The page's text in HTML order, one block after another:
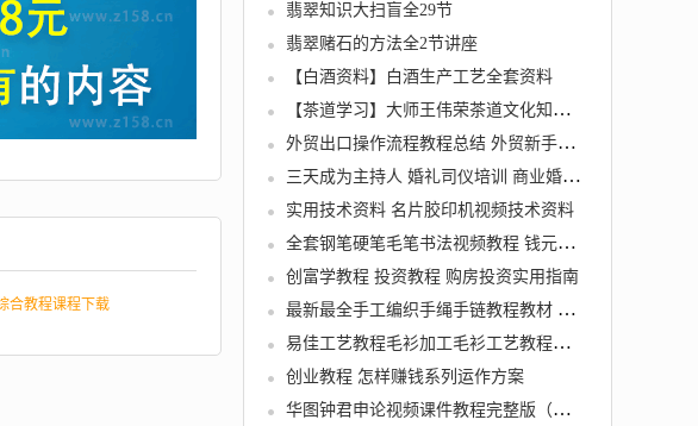
合教程课程下载
翡翠知识大扫盲全29节
翡翠赌石的方法全2节讲座
【白酒资料】白酒生产工艺全套资料
【茶道学习】大师王伟荣茶道文化知识讲座教程视频
外贸出口操作流程教程总结 外贸新手学习外贸流程
三天成为主持人 婚礼司仪培训 商业婚庆礼音乐台词视频教程资料
实用技术资料 名片胶印机视频技术资料
全套钢笔硬笔毛笔书法视频教程 钱元培庞中华行书隶书教学大全
创富学教程 投资教程 购房投资实用指南
最新最全手工编织手绳手链教程教材 中国结技法技巧 DIY教程书籍
易佳工艺教程毛衫加工毛衫工艺教程教学视屏易佳视频教程
创业教程 怎样赚钱系列运作方案
华图钟君申论视频课件教程完整版（赠十八大热点解析视频）